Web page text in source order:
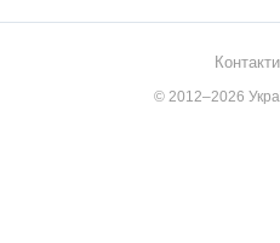
© 2012–2026